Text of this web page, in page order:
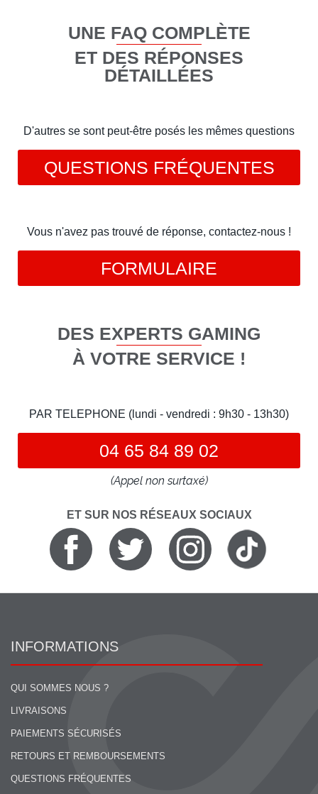
UNE FAQ COMPLÈTE
ET DES RÉPONSES
DÉTAILLÉES
D'autres se sont peut-être posés les mêmes questions
QUESTIONS FRÉQUENTES
Vous n'avez pas trouvé de réponse, contactez-nous !
FORMULAIRE
DES EXPERTS GAMING
À VOTRE SERVICE !
PAR TELEPHONE (lundi - vendredi : 9h30 - 13h30)
04 65 84 89 02
(Appel non surtaxé)
ET SUR NOS RÉSEAUX SOCIAUX
INFORMATIONS
QUI SOMMES NOUS ?
LIVRAISONS
PAIEMENTS SÉCURISÉS
RETOURS ET REMBOURSEMENTS
QUESTIONS FRÉQUENTES